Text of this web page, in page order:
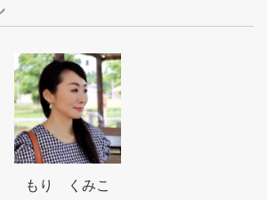
もり くみこ